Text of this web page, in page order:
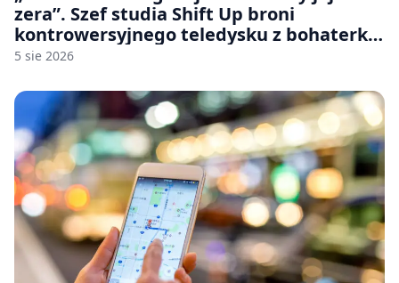
zera”. Szef studia Shift Up broni
kontrowersyjnego teledysku z bohaterką
Stellar Blade: Blood Rain
5 sie 2026